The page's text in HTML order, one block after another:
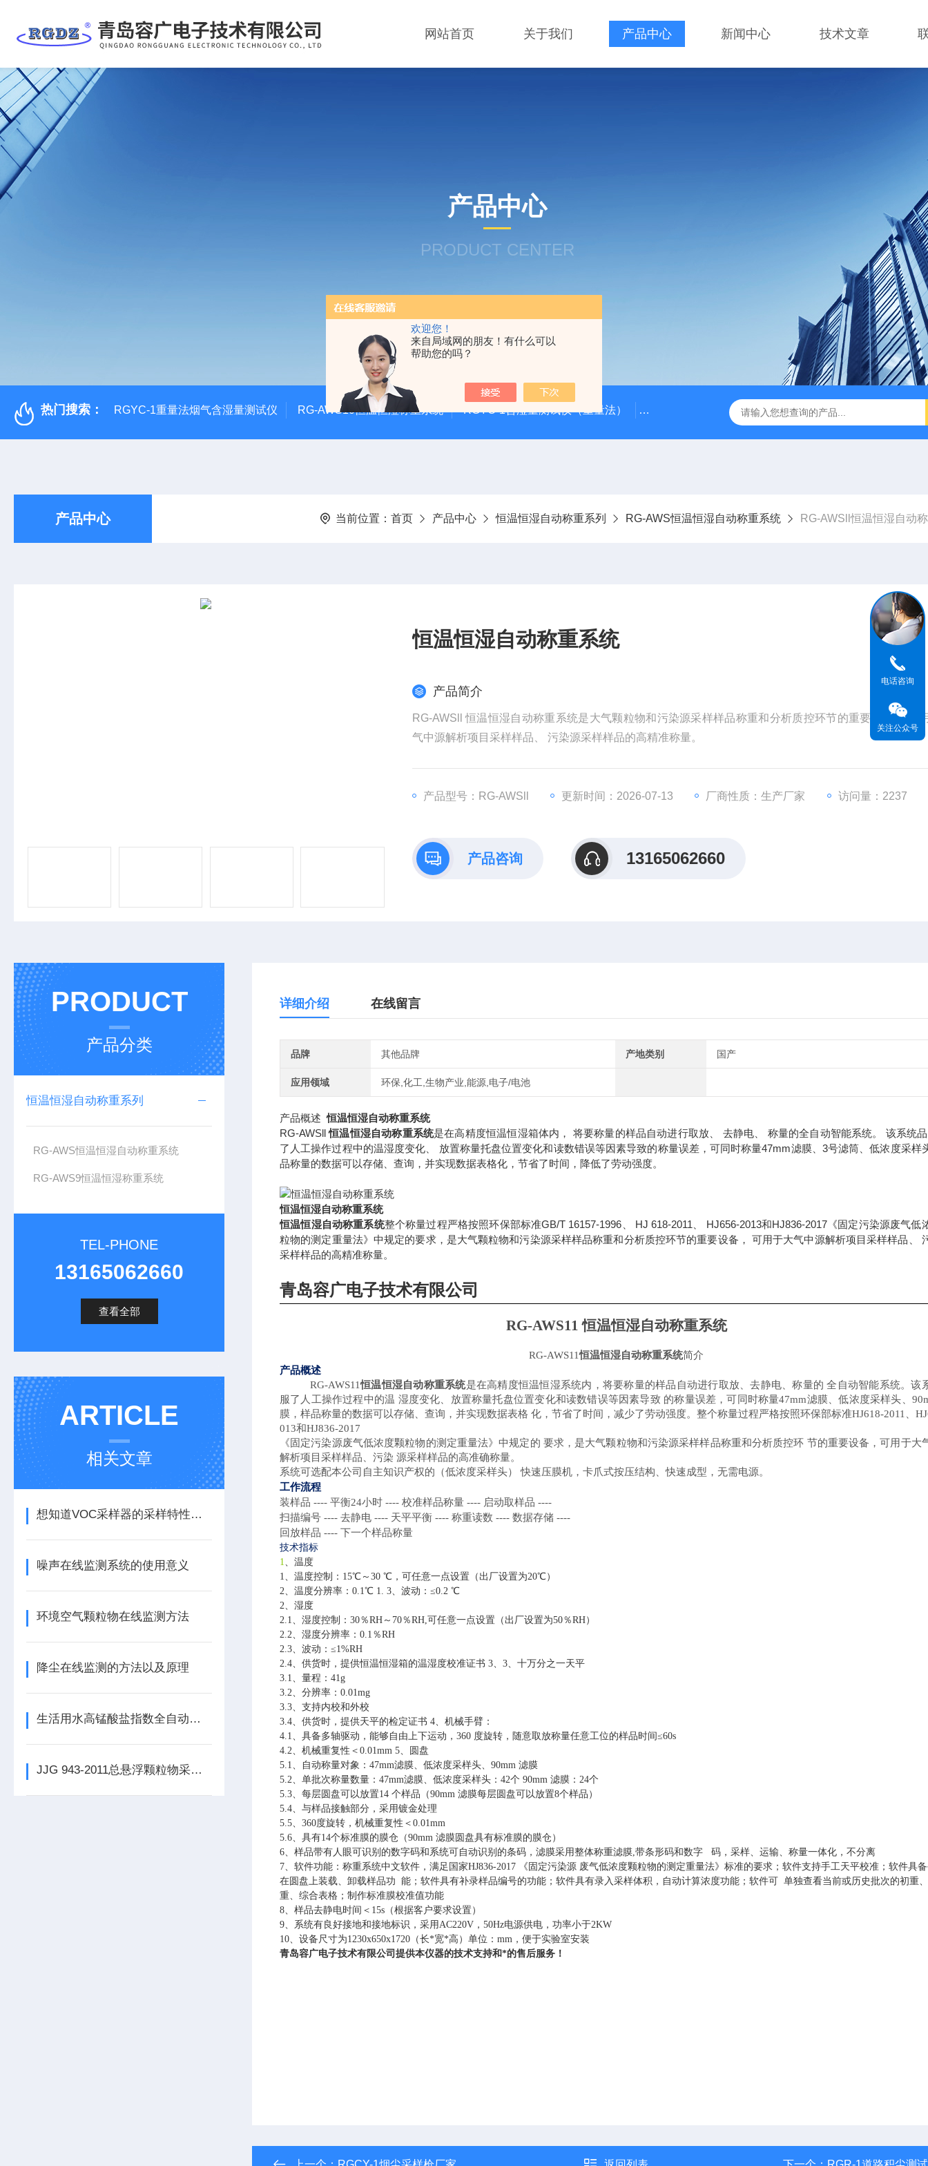
欢迎您！
来自局域网的朋友！有什么可以
帮助您的吗？
网站首页 关于我们 产品中心 新闻中心 技术文章
产品中心
PRODUCT CENTER
热门搜索： RGYC-1重量法烟气含湿量测试仪 RG-AWS10恒温恒湿称重系统 RGYC-1含湿量测试仪（重量法） RG-AWS12低浓度采样头称重系统 RGK-300容广便
产品中心 当前位置： 首页 产品中心 恒温恒湿自动称重系列 RG-AWS恒温恒湿自动称重系统 RG-AWSll恒温恒湿自动
恒温恒湿自动称重系统
产品简介
RG-AWSll 恒温恒湿自动称重系统是大气颗粒物和污染源采样样品称重和分析质控环节的重要设备， 可
气中源解析项目采样样品、 污染源采样样品的高精准称量。
产品型号：RG-AWSll 更新时间：2026-07-13 厂商性质：生产厂家 访问量：2237
产品咨询 13165062660
PRODUCT
产品分类
恒温恒湿自动称重系列
RG-AWS恒温恒湿自动称重系统
RG-AWS9恒温恒湿称重系统
TEL-PHONE
13165062660
查看全部
ARTICLE
相关文章
想知道VOC采样器的采样特性那不妨看看这些
噪声在线监测系统的使用意义
环境空气颗粒物在线监测方法
降尘在线监测的方法以及原理
生活用水高锰酸盐指数全自动分析设备介绍
JJG 943-2011总悬浮颗粒物采样器介绍
详细介绍 在线留言
品牌 其他品牌 产地类别 国产
应用领域 环保,化工,生物产业,能源,电子/电池
产品概述恒温恒湿自动称重系统
RG-AWSll恒温恒湿自动称重系统是在高精度恒温恒湿箱体内， 将要称量的样品自动进行取放、 去静电、 称量的全自动智能系统。 该系统
了人工操作过程中的温湿度变化、 放置称量托盘位置变化和读数错误等因素导致的称量误差，可同时称量47mm滤膜、3号滤筒、低浓度采样
品称量的数据可以存储、查询，并实现数据表格化，节省了时间，降低了劳动强度。
恒温恒湿自动称重系统
恒温恒湿自动称重系统整个称量过程严格按照环保部标准GB/T 16157-1996、 HJ 618-2011、 HJ656-2013和HJ836-2017《固定污染源废气低
粒物的测定重量法》中规定的要求，是大气颗粒物和污染源采样样品称重和分析质控环节的重要设备， 可用于大气中源解析项目采样样品、
采样样品的高精准称量。
青岛容广电子技术有限公司
RG-AWS11恒温恒湿自动称重系统
RG-AWS11恒温恒湿自动称重系统简介
产品概述
RG-AWS11恒温恒湿自动称重系统是在高精度恒温恒湿系统内，将要称量的样品自动进行取放、去静电、称量的 全自动智能系统。该
服了人工操作过程中的温 湿度变化、放置称量托盘位置变化和读数错误等因素导致 的称量误差，可同时称量47mm滤膜、低浓度采样头、
膜，样品称量的数据可以存储、查询，并实现数据表格 化，节省了时间， 减少了劳动强度。整个称量过程严格按照环保部标准HJ618-2011、
013和HJ836-2017
《固定污染源废气低浓度颗粒物的测定重量法》中规定的 要求，是大气颗粒物和污染源采样样品称重和分析质控环 节的重要设备，可用于大
解析项目采样样品、污染 源采样样品的高准确称量。
系统可选配本公司自主知识产权的（低浓度采样头）
快速压膜机，卡爪式按压结构、快速成型，无需电源。
工作流程
装样品 ---- 平衡24小时 ---- 校准样品称量 ---- 启动取样品 ----
扫描编号 ---- 去静电 ---- 天平平衡 ---- 称重读数 ---- 数据存储 ----
回放样品 ---- 下一个样品称量
技术指标
1、温度
1、温度控制：15℃～30 ℃，可任意一点设置（出厂设置为20℃）
2、温度分辨率：0.1℃ 1. 3、波动：≤0.2 ℃
2、湿度
2.1、湿度控制：30％RH～70％RH,可任意一点设置（出厂设置为50％RH）
2.2、湿度分辨率：0.1％RH
2.3、波动：≤1%RH
2.4、供货时，提供恒温恒湿箱的温湿度校准证书 3、3、十万分之一天平
3.1、量程：41g
3.2、分辨率：0.01mg
3.3、支持内校和外校
3.4、供货时，提供天平的检定证书 4、机械手臂：
4.1、具备多轴驱动，能够自由上下运动，360 度旋转，随意取放称量任意工位的样品时间≤60s
4.2、机械重复性＜0.01mm 5、圆盘
5.1、自动称量对象：47mm滤膜、低浓度采样头、90mm 滤膜
5.2、单批次称量数量：47mm滤膜、低浓度采样头：42个 90mm 滤膜：24个
5.3、每层圆盘可以放置14 个样品（90mm 滤膜每层圆盘可以放置8个样品）
5.4、与样品接触部分，采用镀金处理
5.5、360度旋转，机械重复性＜0.01mm
5.6、具有14个标准膜的膜仓（90mm 滤膜圆盘具有标准膜的膜仓）
6、样品带有人眼可识别的数字码和系统可自动识别的条码，滤膜采用整体称重滤膜,带条形码和数字 码，采样、运输、称量一体化，不分离
7、软件功能：称重系统中文软件，满足国家HJ836-2017 《固定污染源 废气低浓度颗粒物的测定重量法》标准的要求；软件支持手工天平校准；软件具
在圆盘上装载、卸载样品功 能；软件具有补录样品编号的功能；软件具有录入采样体积，自动计算浓度功能；软件可 单独查看当前或历史批次的初重
重、综合表格；制作标准膜校准值功能
8、样品去静电时间＜15s（根据客户要求设置）
9、系统有良好接地和接地标识，采用AC220V，50Hz电源供电，功率小于2KW
10、设备尺寸为1230x650x1720（长*宽*高）单位：mm，便于实验室安装
青岛容广电子技术有限公司提供本仪器的技术支持和*的售后服务！
电话咨询
关注公众号